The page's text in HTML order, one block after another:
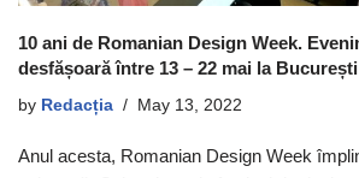
10 ani de Romanian Design Week.
desfășoară între 13 – 22 mai la București
by Redacția May 13, 2022
Anul acesta, Romanian Design Week